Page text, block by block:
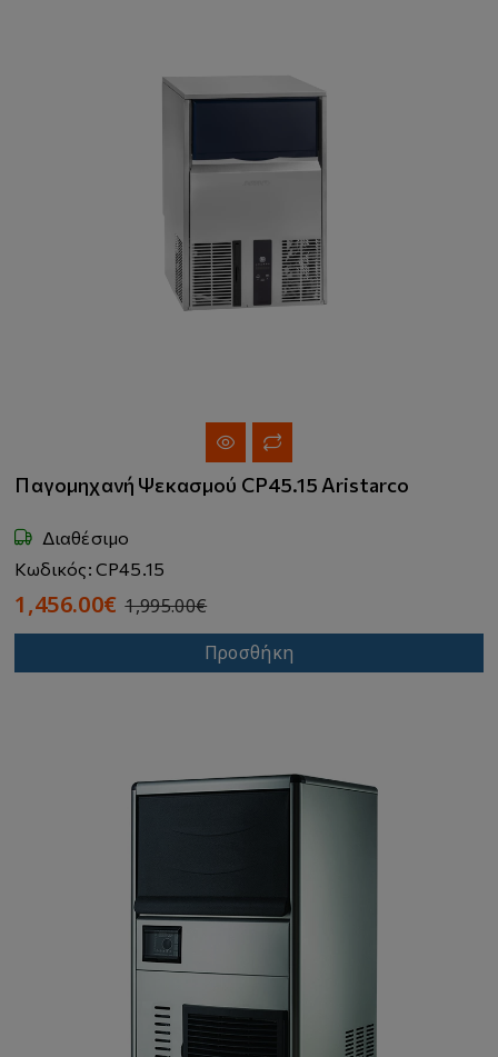
Παγομηχανή Ψεκασμού CP45.15 Aristarco
Διαθέσιμο
Κωδικός: CP45.15
1,456.00€ 1,995.00€
Προσθήκη